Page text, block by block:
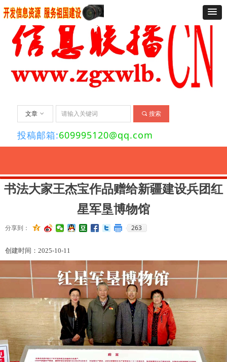
끠 搜索
文章 ꀁ
投稿邮箱:609995120@qq.com
书法大家王杰宝作品赠给新疆建设兵团红
星军垦博物馆
创建时间： 2025-10-11
分享到： 263